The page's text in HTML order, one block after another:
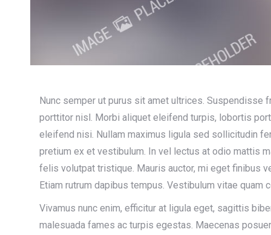
Nunc semper ut purus sit amet ultrices.
porttitor nisl. Morbi aliquet eleifend turpis, lobortis
eleifend nisi. Nullam maximus ligula sed sollicitudin
pretium ex et vestibulum. In vel lectus at odio mattis
felis volutpat tristique. Mauris auctor, mi eget finibus
Etiam rutrum dapibus tempus. Vestibulum vitae quam
Vivamus nunc enim, efficitur at ligula eget, sagittis
malesuada fames ac turpis egestas. Maecenas